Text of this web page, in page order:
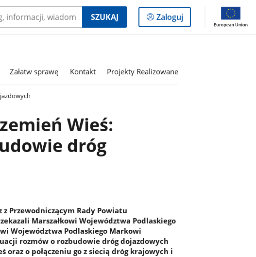
SZUKAJ
Logowanie
do
Zaloguj
Załatw sprawę Kontakt Projekty Realizowane
Wieś:
dróg
Przewodniczącym Rady Powiatu
Marszałkowi Województwa Podlaskiego
Województwa Podlaskiego Markowi
rozmów o rozbudowie dróg dojazdowych
oraz o połączeniu go z siecią dróg krajowych i